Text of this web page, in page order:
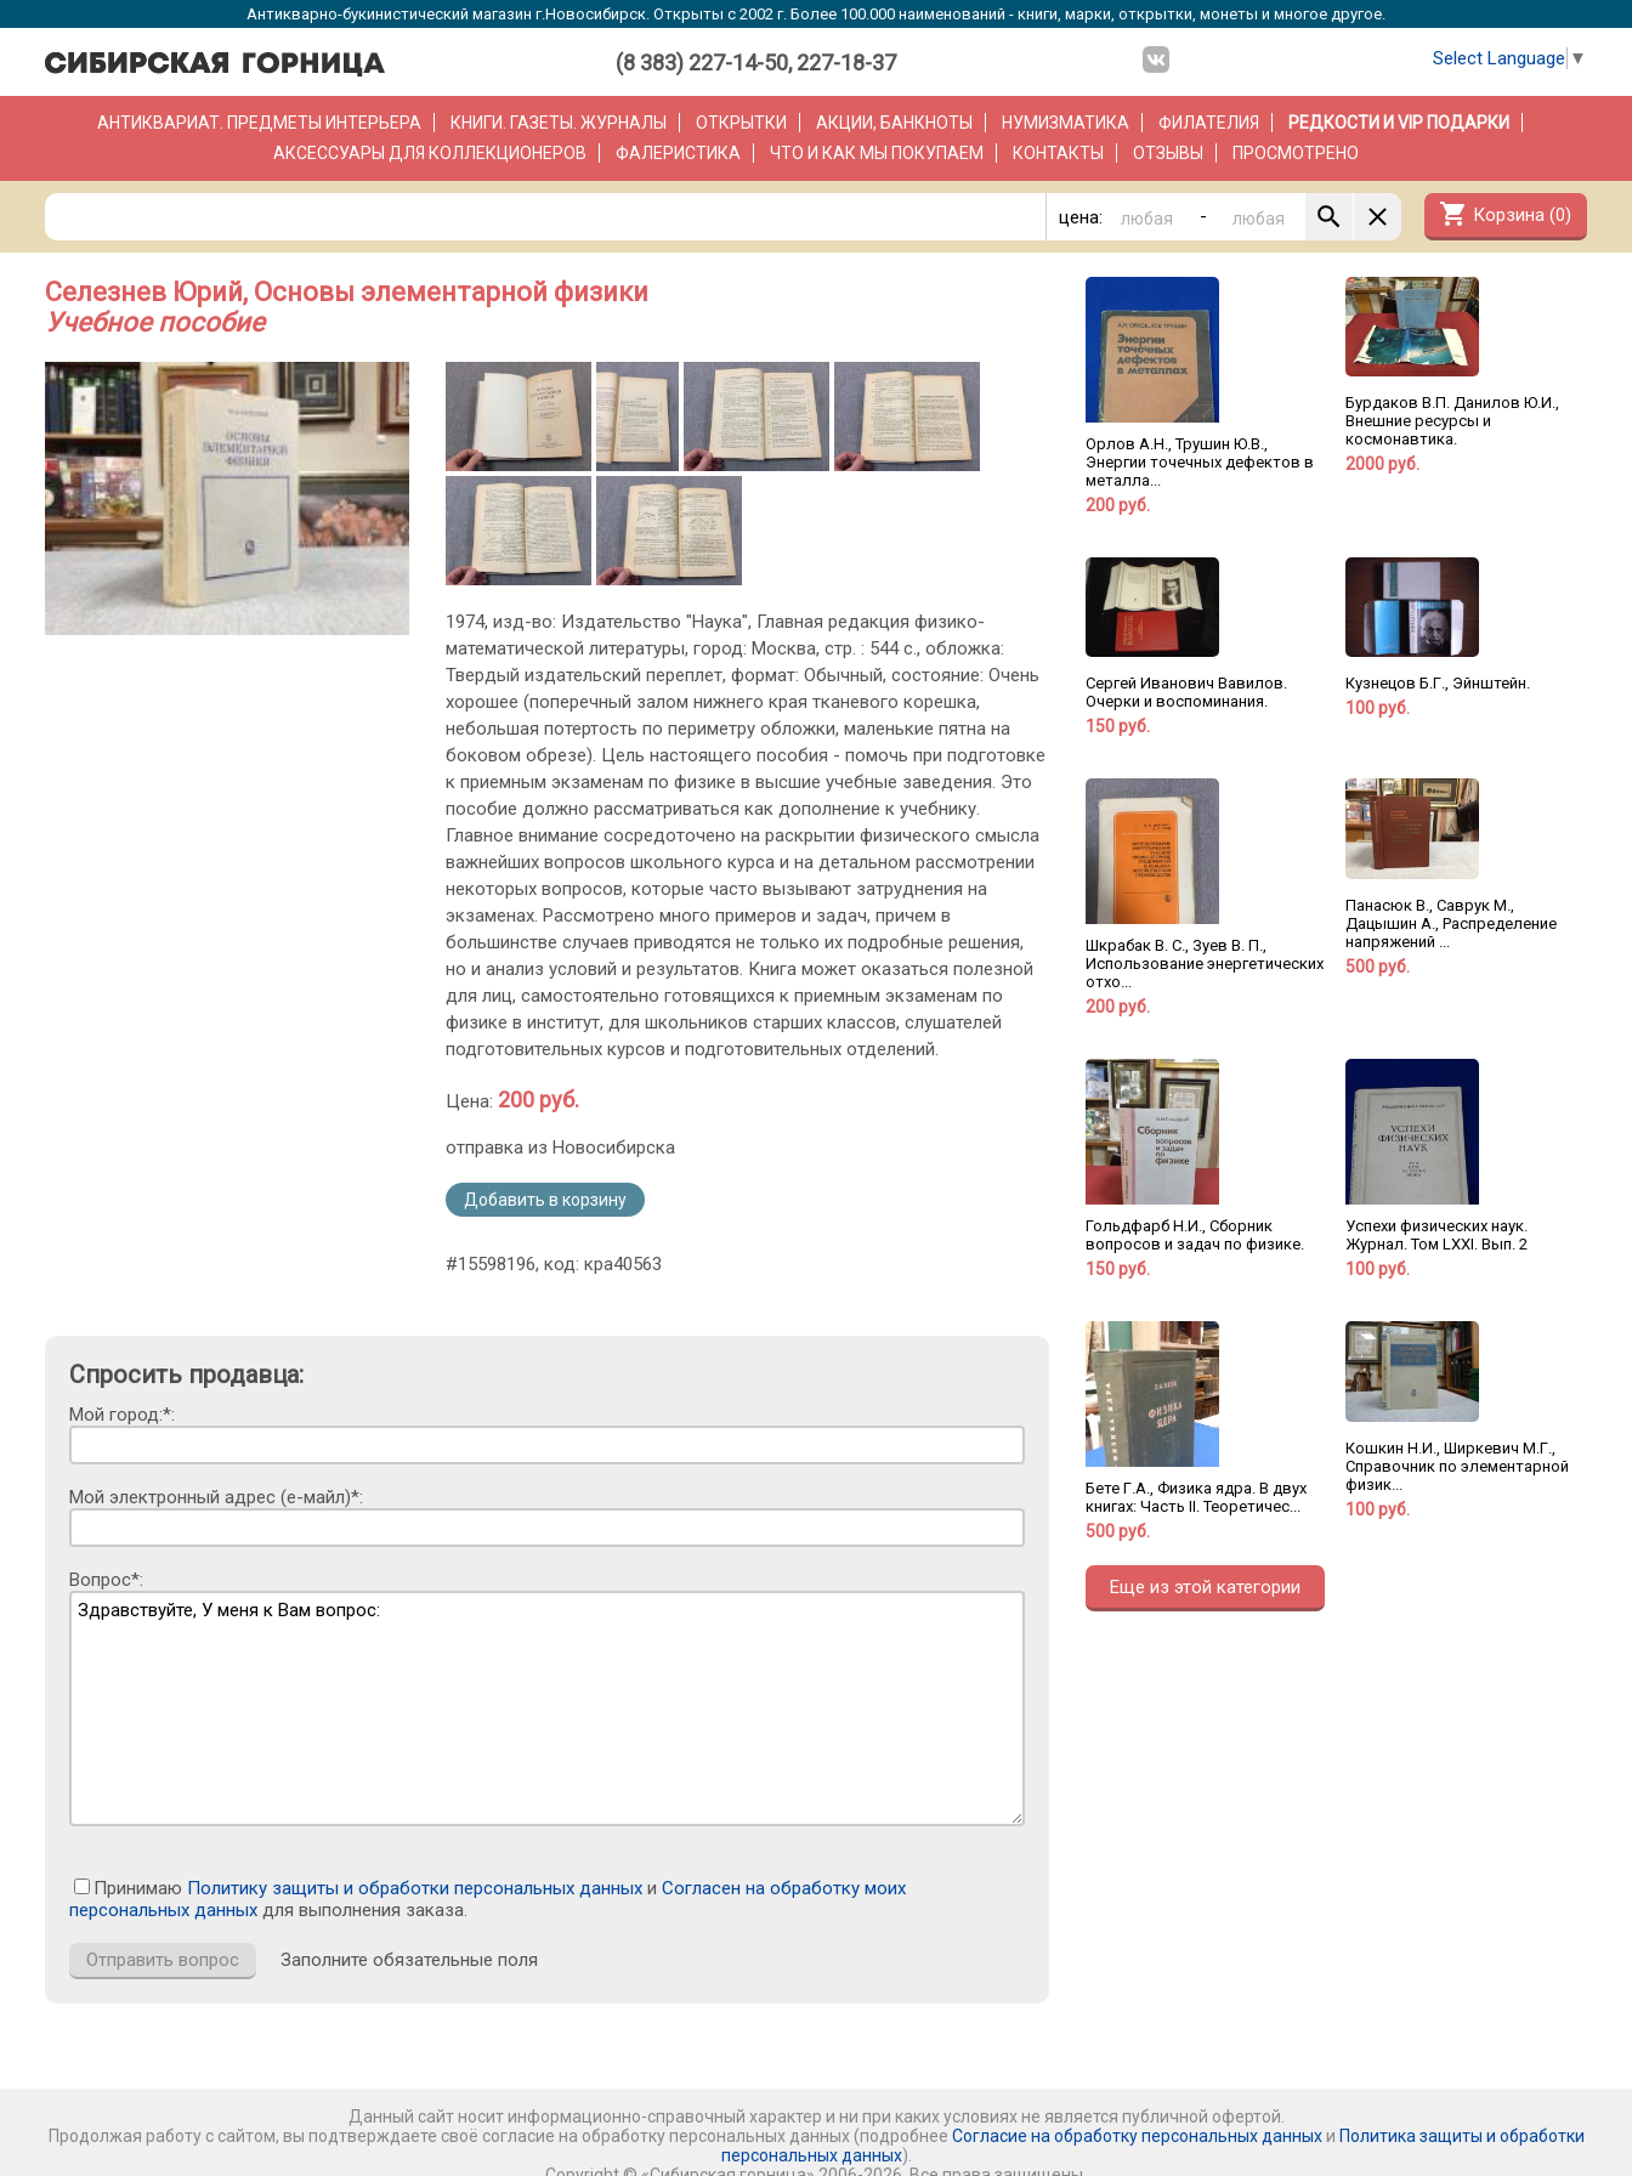
Антикварно-букинистический магазин г.Новосибирск. Открыты с 2002 г. Более 100.000 наименований - книги, марки, открытки, монеты и многое другое.
(8 383) 227-14-50, 227-18-37 Select Language ▼
АНТИКВАРИАТ. ПРЕДМЕТЫ ИНТЕРЬЕРА КНИГИ. ГАЗЕТЫ. ЖУРНАЛЫ ОТКРЫТКИ АКЦИИ, БАНКНОТЫ НУМИЗМАТИКА ФИЛАТЕЛИЯ
РЕДКОСТИ И VIP ПОДАРКИ
АКСЕССУАРЫ ДЛЯ КОЛЛЕКЦИОНЕРОВ
ФАЛЕРИСТИКА ЧТО И КАК МЫ ПОКУПАЕМ КОНТАКТЫ ОТЗЫВЫ ПРОСМОТРЕНО
цена: - shopping_cart Корзина (0)
Селезнев Юрий, Основы элементарной физики
Учебное пособие
1974, изд-во: Издательство "Наука", Главная редакция физико-
математической литературы, город: Москва, стр. : 544 с., обложка:
Твердый издательский переплет, формат: Обычный, состояние: Очень
хорошее (поперечный залом нижнего края тканевого корешка,
небольшая потертость по периметру обложки, маленькие пятна на
боковом обрезе). Цель настоящего пособия - помочь при подготовке
к приемным экзаменам по физике в высшие учебные заведения. Это
пособие должно рассматриваться как дополнение к учебнику.
Главное внимание сосредоточено на раскрытии физического смысла
важнейших вопросов школьного курса и на детальном рассмотрении
некоторых вопросов, которые часто вызывают затруднения на
экзаменах. Рассмотрено много примеров и задач, причем в
большинстве случаев приводятся не только их подробные решения,
но и анализ условий и результатов. Книга может оказаться полезной
для лиц, самостоятельно готовящихся к приемным экзаменам по
физике в институт, для школьников старших классов, слушателей
подготовительных курсов и подготовительных отделений.
Цена: 200 руб.
отправка из Новосибирска
Добавить в корзину
#15598196, код: кра40563
Спросить продавца:
Мой город:*:
Мой электронный адрес (е-майл)*:
Вопрос*:
Принимаю Политику защиты и обработки персональных данных и Согласен на обработку моих
персональных данных для выполнения заказа.
Заполните обязательные поля
Орлов А.Н., Трушин Ю.В.,
Энергии точечных дефектов в
металла...
200 руб.
Бурдаков В.П. Данилов Ю.И.,
Внешние ресурсы и
космонавтика.
2000 руб.
Сергей Иванович Вавилов.
Очерки и воспоминания.
150 руб.
Кузнецов Б.Г., Эйнштейн.
100 руб.
Шкрабак В. С., Зуев В. П.,
Использование энергетических
отхо...
200 руб.
Панасюк В., Саврук М.,
Дацышин А., Распределение
напряжений ...
500 руб.
Гольдфарб Н.И., Сборник
вопросов и задач по физике.
150 руб.
Успехи физических наук.
Журнал. Том LXXI. Вып. 2
100 руб.
Бете Г.А., Физика ядра. В двух
книгах: Часть II. Теоретичес...
500 руб.
Кошкин Н.И., Ширкевич М.Г.,
Справочник по элементарной
физик...
100 руб.
Еще из этой категории
Данный сайт носит информационно-справочный характер и ни при каких условиях не является публичной офертой.
Продолжая работу с сайтом, вы подтверждаете своё согласие на обработку персональных данных (подробнее Согласие на обработку персональных данныхи Политика защиты и обработки
персональных данных).